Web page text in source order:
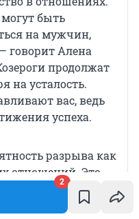
2
быть
на мужчин,
говорит Алена
продолжат
на усталость.
вас, ведь
успеха.
разрыва как
отношений. Это
потеряли